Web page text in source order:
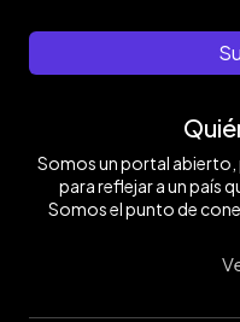
Somos un portal
para reflejar a un país
Somos el punto de